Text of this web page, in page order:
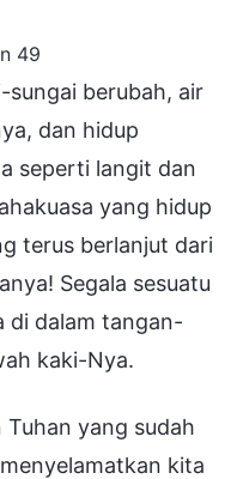
49
sungai berubah, air
dan hidup
seperti langit dan
yang hidup
terus berlanjut dari
Segala sesuatu
di dalam tangan-
kaki-Nya.
Tuhan yang sudah
kita